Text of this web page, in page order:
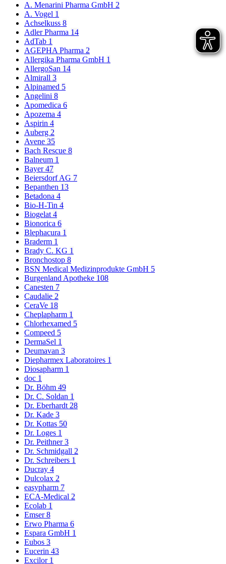
A. Menarini Pharma GmbH 2
A. Vogel 1
Achselkuss 8
Adler Pharma 14
AdTab 1
AGEPHA Pharma 2
Allergika Pharma GmbH 1
AllergoSan 14
Almirall 3
Alpinamed 5
Angelini 8
Apomedica 6
Apozema 4
Aspirin 4
Auberg 2
Avene 35
Bach Rescue 8
Balneum 1
Bayer47
Beiersdorf AG 7
Bepanthen 13
Betadona 4
Bio-H-Tin 4
Biogelat 4
Bionorica 6
Blephacura 1
Braderm 1
Brady C. KG 1
Bronchostop 8
BSN Medical Medizinprodukte GmbH 5
Burgenland Apotheke 108
Canesten 7
Caudalie 2
CeraVe 18
Cheplapharm 1
Chlorhexamed 5
Compeed 5
DermaSel 1
Deumavan 3
Diepharmex Laboratoires 1
Diosapharm 1
doc 1
Dr. Böhm 49
Dr. C. Soldan 1
Dr. Eberhardt 28
Dr. Kade 3
Dr. Kottas 50
Dr. Loges 1
Dr. Peithner3
Dr. Schmidgall 2
Dr. Schreibers 1
Ducray 4
Dulcolax 2
easypharm 7
ECA-Medical 2
Ecolab 1
Emser8
Erwo Pharma 6
Espara GmbH 1
Eubos 3
Eucerin 43
Excilor 1